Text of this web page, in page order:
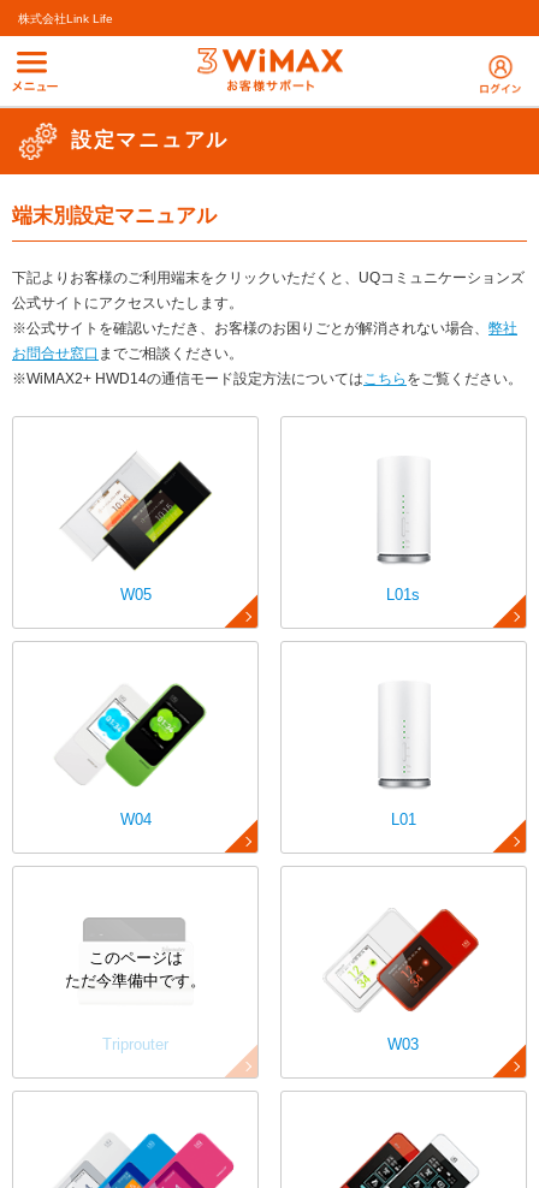
株式会社Link Life
設定マニュアル
端末別設定マニュアル
下記よりお客様のご利用端末をクリックいただくと、UQコミュニケーションズ
公式サイトにアクセスいたします。
※公式サイトを確認いただき、お客様のお困りごとが解消されない場合、 弊社
お問合せ窓口 までご相談ください。
※WiMAX2+ HWD14の通信モード設定方法についてはこちら をご覧ください。
W05 L01s
W04 L01
Triprouter W03